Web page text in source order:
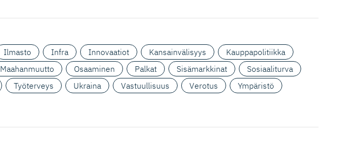
Ilmasto Infra Innovaatiot Kansainvälisyys
Kauppapolitiikka
Maahanmuutto Osaaminen Palkat Sisämarkkinat
Sosiaaliturva
Työterveys Ukraina Vastuullisuus Verotus
Ympäristö